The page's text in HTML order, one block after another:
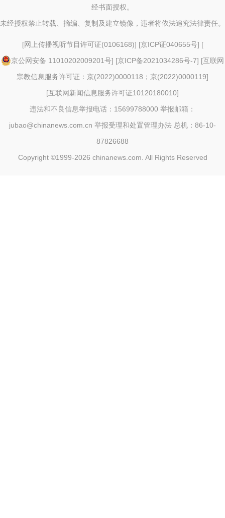
经书面授权。
未经授权禁止转载、摘编、复制及建立镜像，违者将依法追究法律责任。
[网上传播视听节目许可证(0106168)] [京ICP证040655号] [
京公网安备 11010202009201号] [京ICP备2021034286号-7] [互联网
宗教信息服务许可证：京(2022)0000118；京(2022)0000119]
[互联网新闻信息服务许可证10120180010]
违法和不良信息举报电话：15699788000 举报邮箱：
jubao@chinanews.com.cn 举报受理和处置管理办法 总机：86-10-
87826688
Copyright ©1999-2026 chinanews.com. All Rights Reserved